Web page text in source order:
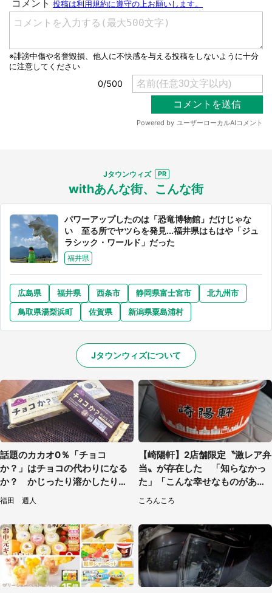
Jタウンウィズ
withあんな街、こんな街
パワーアップしたのは「恐竜博物館」だけじゃな
い 至る所でヤツらを発見...福井県はもはや「ジュ
ラシック・ワールド」だった
福井県
広島県 福井県 西条市 静岡県富士宮市
北九州市
鳥取県湯梨浜町
佐賀県 新潟県粟島浦村
Jタウンウィズについて
話題のカカオ0％「チョコ
か？」はチョコの代わりになる
か？ かじったり溶かしたりし
て食べてみた
福田 週人
【崎陽軒】2店舗限定〝激レア弁
当〟が存在した 「知らなかっ
た」「こんな幸せなものがあっ
たなんて...」
ころんころ